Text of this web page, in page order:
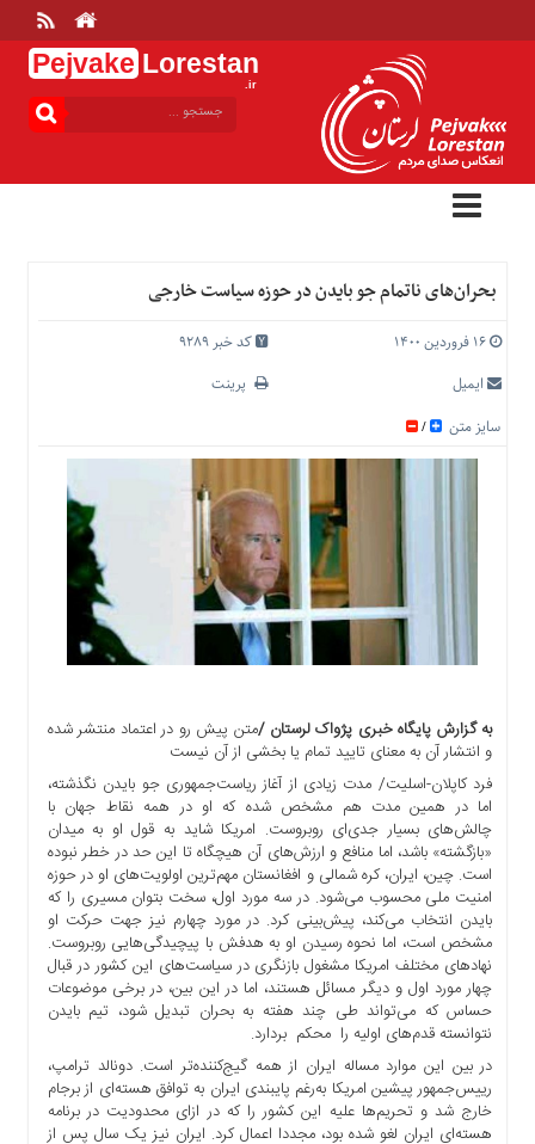
Pejvake Lorestan
.ir
بالا
خانه
ارتباط
تعرفه
اصلی
هنری
علمی
آموزشی
دسترسی
سریع
ارتباط
برگه
تعرفه
درباره
بحران‌های ناتمام جو بایدن در حوزه سیاست خارجی
۱۶ فروردین ۱۴۰۰
کد خبر 9289
ایمیل
پرینت
سایز متن
/
به گزارش پایگاه خبری پژواک لرستان /متن پیش رو در اعتماد منتشر شده
و انتشار آن به معنای تایید تمام یا بخشی از آن نیست
فرد کاپلان-اسلیت/ مدت زیادی از آغاز ریاست‌جمهوری جو بایدن نگذشته،
اما در همین مدت هم مشخص شده که او در همه نقاط جهان با
چالش‌های بسیار جدی‌ای روبروست. امریکا شاید به قول او به میدان
«بازگشته» باشد، اما منافع و ارزش‌های آن هیچگاه تا این حد در خطر نبوده
است. چین، ایران، کره شمالی و افغانستان مهم‌ترین اولویت‌های او در حوزه
امنیت ملی محسوب می‌شود. در سه مورد اول، سخت بتوان مسیری را که
بایدن انتخاب می‌کند، پیش‌بینی کرد. در مورد چهارم نیز جهت حرکت او
مشخص است، اما نحوه رسیدن او به هدفش با پیچیدگی‌هایی روبروست.
نهادهای مختلف امریکا مشغول بازنگری در سیاست‌های این کشور در قبال
چهار مورد اول و دیگر مسائل هستند، اما در این بین، در برخی موضوعات
حساس که می‌تواند طی چند هفته به بحران تبدیل شود، تیم بایدن
نتوانسته قدم‌های اولیه را محکم بردارد.
در بین این موارد مساله ایران از همه گیج‌کننده‌تر است. دونالد ترامپ،
رییس‌جمهور پیشین امریکا به‌رغم پایبندی ایران به توافق هسته‌ای از برجام
خارج شد و تحریم‌ها علیه این کشور را که در ازای محدودیت در برنامه
هسته‌ای ایران لغو شده بود، مجددا اعمال کرد. ایران نیز یک سال پس از